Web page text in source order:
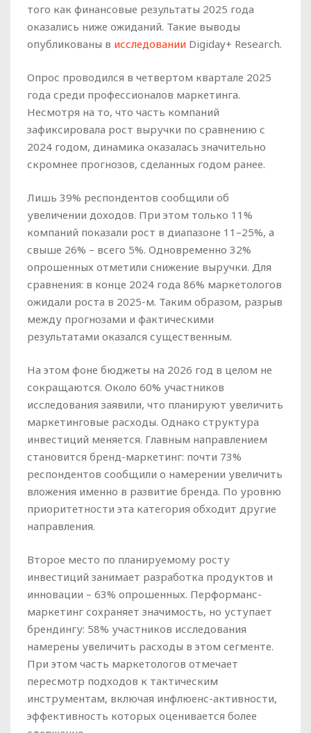
того как финансовые результаты 2025 года
оказались ниже ожиданий. Такие выводы
опубликованы в исследовании Digiday+ Research.
Опрос проводился в четвертом квартале 2025
года среди профессионалов маркетинга.
Несмотря на то, что часть компаний
зафиксировала рост выручки по сравнению с
2024 годом, динамика оказалась значительно
скромнее прогнозов, сделанных годом ранее.
Лишь 39% респондентов сообщили об
увеличении доходов. При этом только 11%
компаний показали рост в диапазоне 11–25%, а
свыше 26% – всего 5%. Одновременно 32%
опрошенных отметили снижение выручки. Для
сравнения: в конце 2024 года 86% маркетологов
ожидали роста в 2025-м. Таким образом, разрыв
между прогнозами и фактическими
результатами оказался существенным.
На этом фоне бюджеты на 2026 год в целом не
сокращаются. Около 60% участников
исследования заявили, что планируют увеличить
маркетинговые расходы. Однако структура
инвестиций меняется. Главным направлением
становится бренд-маркетинг: почти 73%
респондентов сообщили о намерении увеличить
вложения именно в развитие бренда. По уровню
приоритетности эта категория обходит другие
направления.
Второе место по планируемому росту
инвестиций занимает разработка продуктов и
инновации – 63% опрошенных. Перформанс-
маркетинг сохраняет значимость, но уступает
брендингу: 58% участников исследования
намерены увеличить расходы в этом сегменте.
При этом часть маркетологов отмечает
пересмотр подходов к тактическим
инструментам, включая инфлюенс-активности,
эффективность которых оценивается более